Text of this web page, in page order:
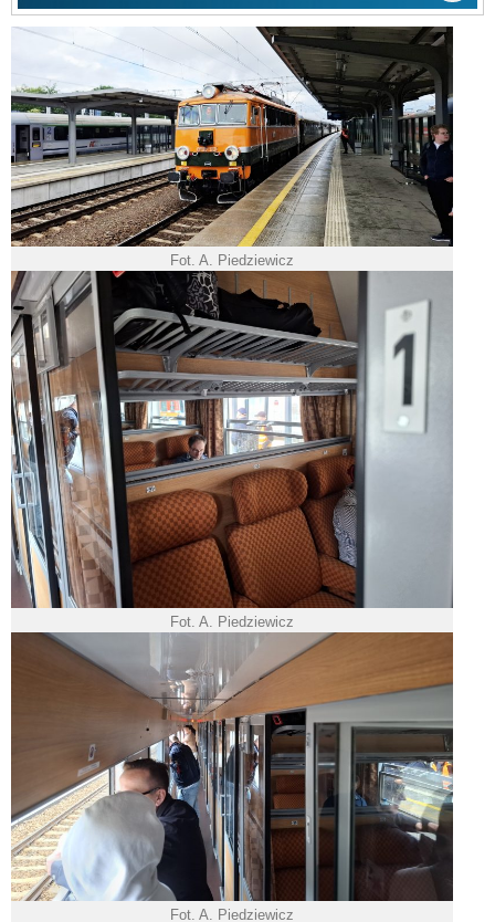
Fot. A. Piedziewicz
Fot. A. Piedziewicz
Fot. A. Piedziewicz